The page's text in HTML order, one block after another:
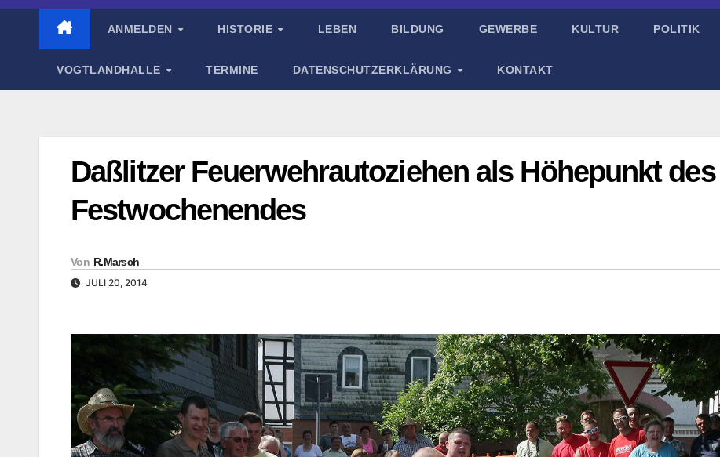
ANMELDEN HISTORIE LEBEN BILDUNG GEWERBE KULTUR POLITIK
VOGTLANDHALLE TERMINE DATENSCHUTZERKLÄRUNG KONTAKT
Daßlitzer Feuerwehrautoziehen als Höhepunkt des
Festwochenendes
Von R.Marsch
JULI 20, 2014